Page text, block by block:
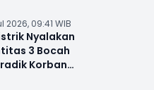
2026, 09:41 WIB
Nyalakan
3 Bocah
Korban